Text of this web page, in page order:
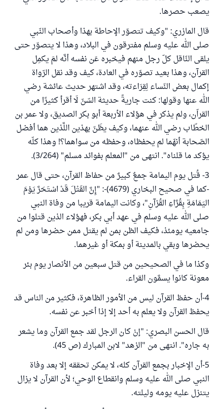
يصعب حصرها.
قال المازري: "وكيف تتصوّر الإحاطة بهذا وأصحاب النّبي
صلى الله عليه وسلم مفترقون في البلاد، وهذا لا يتصوّر حتى
يلقى النّاقل كلّ رجل منهم فيخبره عَن نفسه أنَّه لمَ يكمِل
القرآن، وهذا بعيد تصوّره في العادة، كيف وقد نقل الرّواة
إكمال بعض النّساء لِقِرَاءته، وقد اشتهر حديث عائشة رضي
الله عنها وقولها: كنت جاريةً حديثة السّنّ لَا أقرأ كثيرًا من
القراّن، ولم يذكر في هؤلاء الأربعة أبو بكر الصديق، ولا عمر بن
الخطّاب رضي الله عنهما، وكيف يظَنّ بهذين اللَّذين هما أفضل
الصّحابة أنهّما لم يحفظاه، وحفظه من سواهما؟! وهذا كلّه
يؤكد ما قلناه". انتهى من "المعلم بفوائد مسلم" (3/264).
3- قُتل يوم اليمامة جمعٌ كبيرٌ من حفاظ القرآن، حتى قال عمر
-كما في صحيح البخاري (4679)-: "إِنَّ القَتْلَ قَدْ اسْتَحَرَّ يَوْمَ
اليَمَامَةِ بِقُرَّاءِ القُرْآنِ"، وكانت اليمامة قريبا من وفاة النبي
صلى الله عليه وسلم في عهد أبي بكر، فهؤلاء الذين قتلوا من
جامعيه يومئذ، فكيف الظن بمن لم يقتل ممن حضرها ومن لم
يحضرها وبقي بالمدينة أو بمكة أو غيرهما.
وكذا ما في الصحيحين من قتل سبعين من الأنصار يوم بئر
معونة كانوا يسمَّون القراء.
4-أن حفظ القرآن ليس من الأمور الظاهرة، فكثير من الناس قد
يحفظ القرآن ولا يعلم به أحد إلا إذا أخبر عن نفسه.
قال الحسن البصري: "إنْ كان الرجل لقد جمع القرآن وما يشعر
به جاره". انتهى من "الزهد" لابن المبارك (ص 45).
5-أن الإخبار بجمع القرآن كله، لا يمكن تحققه إلا بعد وفاة
النبي صلى الله عليه وسلم وانقطاع الوحي؛ لأن القرآن لا يزال
يتنزل عليه يومه وليلته.